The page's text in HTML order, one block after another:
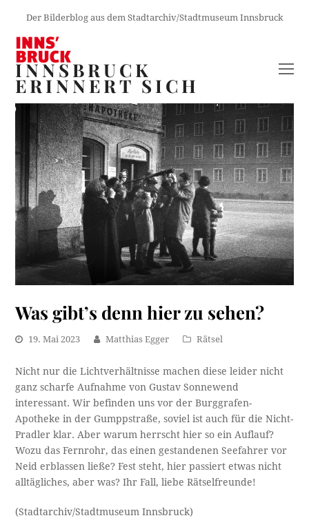
Der Bilderblog aus dem Stadtarchiv/Stadtmuseum Innsbruck
INNSBRUCK
ERINNERT SICH
Was gibt’s denn hier zu sehen?
19. Mai 2023 Matthias Egger Rätsel
Nicht nur die Lichtverhältnisse machen diese leider nicht
ganz scharfe Aufnahme von Gustav Sonnewend
interessant. Wir befinden uns vor der Burggrafen-
Apotheke in der Gumppstraße, soviel ist auch für die Nicht-
Pradler klar. Aber warum herrscht hier so ein Auflauf?
Wozu das Fernrohr, das einen gestandenen Seefahrer vor
Neid erblassen ließe? Fest steht, hier passiert etwas nicht
alltägliches, aber was? Ihr Fall, liebe Rätselfreunde!
(Stadtarchiv/Stadtmuseum Innsbruck)